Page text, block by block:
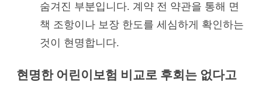
숨겨진 부분입니다. 계약 전 약관을 통해 면
책 조항이나 보장 한도를 세심하게 확인하는
것이 현명합니다.
현명한 어린이보험 비교로 후회는 없다고